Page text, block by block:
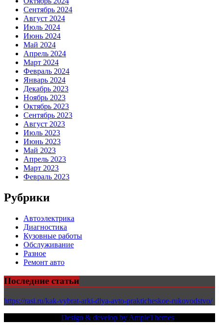
Сентябрь 2024
Август 2024
Июль 2024
Июнь 2024
Май 2024
Апрель 2024
Март 2024
Февраль 2024
Январь 2024
Декабрь 2023
Ноябрь 2023
Октябрь 2023
Сентябрь 2023
Август 2023
Июль 2023
Июнь 2023
Май 2023
Апрель 2023
Март 2023
Февраль 2023
Рубрики
Автоэлектрика
Диагностика
Кузовные работы
Обслуживание
Разное
Ремонт авто
Последние статьи
https://rasi.ru/kak-vybrat-arki-dlya-avto-prakticheskoe-rukovodstvo/
Design & develop by AmpleThemes